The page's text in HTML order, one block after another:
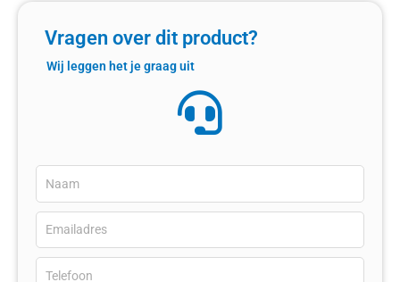
Vragen over dit product?
Wij leggen het je graag uit